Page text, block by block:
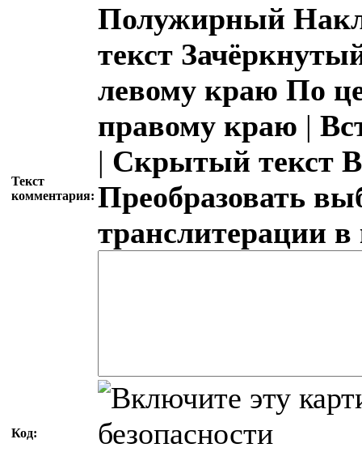
Текст
комментария:
Полужирный
текст
левому краю По
правому краю |
| Скрытый текст
Преобразовать
транслитерации
Код: